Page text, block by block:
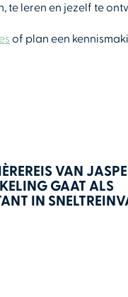
te leren en jezelf te
of plan een
VAN
GAAT ALS
IN